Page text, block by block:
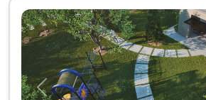
Anterior